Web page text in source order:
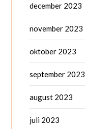
december 2023
november 2023
oktober 2023
september 2023
august 2023
juli 2023